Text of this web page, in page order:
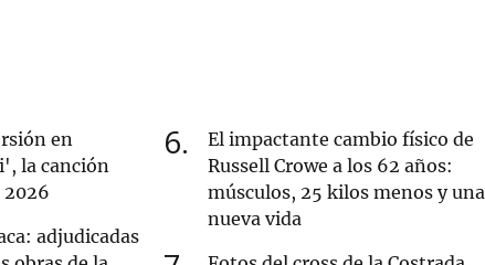
en
la canción
adjudicadas
6
El impactante cambio físico de
Russell Crowe a los 62 años:
músculos, 25 kilos menos y una
nueva vida